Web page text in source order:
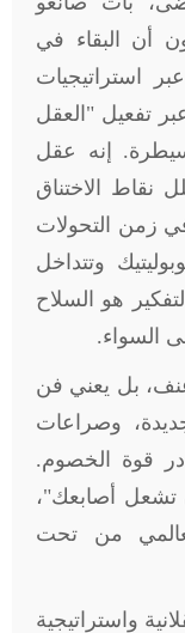
أن البقاء في
استراتيجيات
تفعيل "العقل
إنه عقل
نقاط الاختناق
زمن التحولات
وتتداخل
هو السلاح
السواء.
بل يعني فن
وصراعات
قوة الخصوم.
تشعل أصابعك"،
من تحت
واستراتيجية